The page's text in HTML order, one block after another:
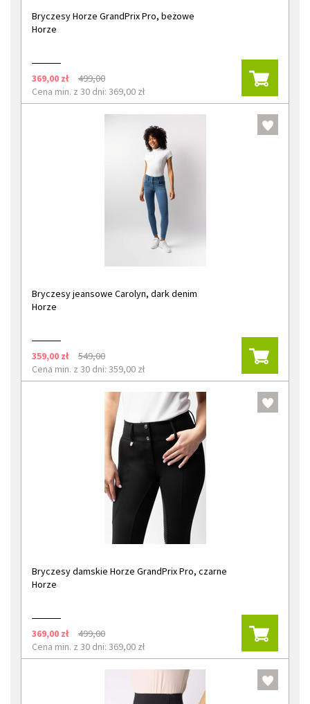
Bryczesy Horze GrandPrix Pro, beżowe
Horze
369,00 zł
499,00
Cena min. z 30 dni: 369,00 zł
Bryczesy jeansowe Carolyn, dark denim
Horze
359,00 zł
549,00
Cena min. z 30 dni: 359,00 zł
Bryczesy damskie Horze GrandPrix Pro, czarne
Horze
369,00 zł
499,00
Cena min. z 30 dni: 369,00 zł